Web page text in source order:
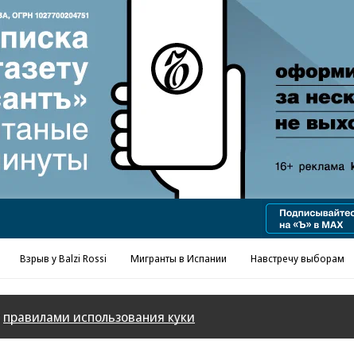
Реклама в «Ъ» www.kommersant.ru/ad
Взрыв у Balzi Rossi Мигранты в Испании Навстречу выборам
правилами использования куки